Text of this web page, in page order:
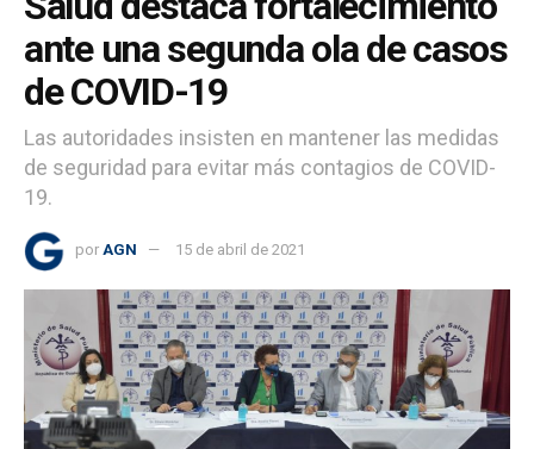
ante una segunda ola de casos
de COVID-19
Las autoridades insisten en mantener las medidas
de seguridad para evitar más contagios de COVID-
19.
por AGN 15 de abril de 2021